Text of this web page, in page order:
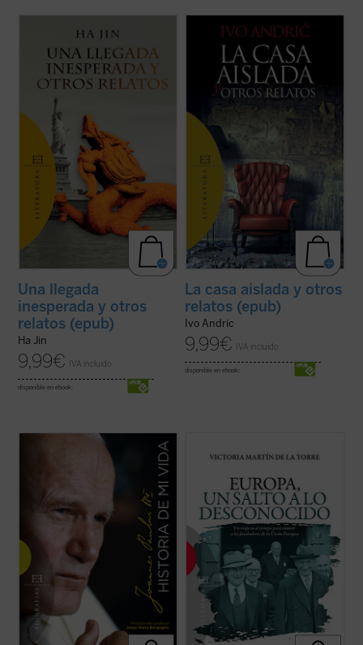
ofrece por vez primera en español una
selección de trece cuentos de uno de los
más prestigiosos escritores de ficción en
lengua inglesa de nuestros días.
Haciendo gala de un estilo directo, ...(ver
Una llegada
inesperada y otros
relatos (epub)
Ha Jin
9,99€ IVA incluido
disponible en ebook:
(ver ficha)
La casa aislada y otros
relatos (epub)
Ivo Andric
9,99€ IVA incluido
disponible en ebook:
Una verdadera «autobiografía» del papa
Wojtyla formada a partir de las
confidencias personales que él mismo fue
revelando en cerca de 15.000 textos y
mundo durante sus 27 años de pontificado.
(ver ficha)
relato de no ficción recrea la década en la
Comunidades Europeas (1948-1957), a
través de algunos de los principales
protagonistas de la construcción europea
(ver ficha)